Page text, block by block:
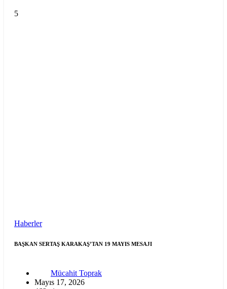
5
Haberler
BAŞKAN SERTAŞ KARAKAŞ’TAN 19 MAYIS MESAJI
Mücahit Toprak
Mayıs 17, 2026